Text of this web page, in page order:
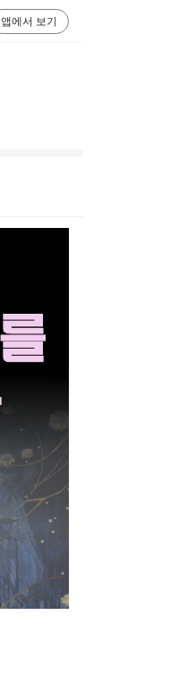
앱에서 보기